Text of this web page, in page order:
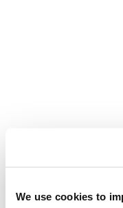
We use cookies to